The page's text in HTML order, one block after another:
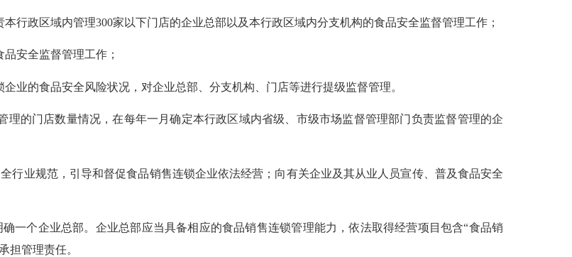
政区域内管理300家以下门店的企业总部以及本行政区域内分支机构的食品安全监督管理工作；
安全监督管理工作；
的食品安全风险状况，对企业总部、分支机构、门店等进行提级监督管理。
的门店数量情况，在每年一月确定本行政区域内省级、市级市场监督管理部门负责监督管理的企
业规范，引导和督促食品销售连锁企业依法经营；向有关企业及其从业人员宣传、普及食品安全
个企业总部。企业总部应当具备相应的食品销售连锁管理能力，依法取得经营项目包含“食品销
担管理责任。